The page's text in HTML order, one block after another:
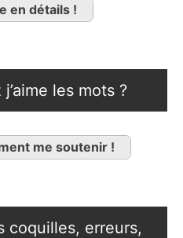
en détails !
les mots ?
me soutenir !
coquilles, erreurs,